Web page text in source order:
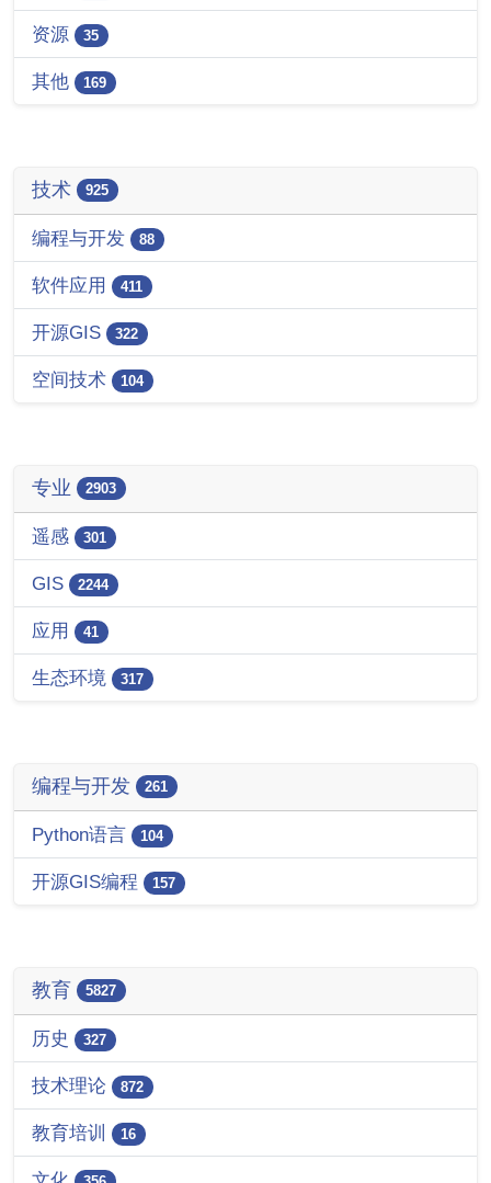
资源 35
其他 169
技术 925
编程与开发 88
软件应用 411
开源GIS 322
空间技术 104
专业 2903
遥感 301
GIS 2244
应用 41
生态环境 317
编程与开发 261
Python语言 104
开源GIS编程 157
教育 5827
历史 327
技术理论 872
教育培训 16